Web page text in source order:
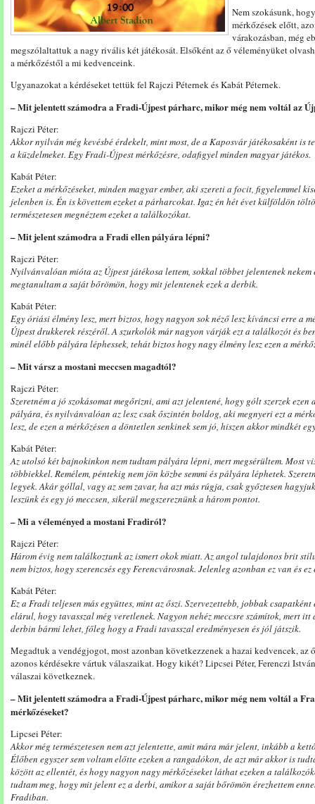
Nem szokásunk,
mérkőzések előtt,
várakozásban, még
megszólaltattuk a nagy rivális két játékosát. Elsőként az ő véleményüket
a mérkőzéstől a mi kedvenceink.
Ugyanazokat a kérdéseket tettük fel Rajczi Péternek és Kabát Péternek.
– Mit jelentett számodra a Fradi-Újpest párharc, mikor még nem voltál az
Rajczi Péter:
Akkor nyilván még kevésbé érdekelt, mint most, de a Kaposvár játékosaként is
a küzdelmeket. Egy Fradi-Újpest mérkőzésre, odafigyel minden magyar játékos.
Kabát Péter:
Ezeket a mérkőzéseket, minden magyar ember, aki szereti a focit, figyelemmel
jelenben is. Én is követtem ezeket a párharcokat. Igaz én hét évet külföldön
természetesen megnéztem ezeket a találkozókat.
– Mit jelent számodra a Fradi ellen pályára lépni?
Rajczi Péter:
Nyilvánvalóan mióta az Újpest játékosa lettem, sokkal többet jelentenek nekem
megtanultam a saját bőrömön, hogy mit jelentenek ezek a derbik.
Kabát Péter:
Egy óriási élmény lesz, mert biztos, hogy nagyon sok néző lesz kíváncsi erre a
Újpest drukkerek részéről. A szurkolók már nagyon várják ezt a találkozót és
minél előbb pályára léphessek, tehát biztos hogy nagy élmény lesz ezen a
– Mit vársz a mostani meccsen magadtól?
Rajczi Péter:
Szeretném a jó szokásomat megőrizni, ami azt jelentené, hogy gólt szerzek
pályára, és nyilvánvalóan az lesz csak őszintén boldog, aki megnyeri ezt a
lesz, de ezen a mérkőzésen a döntetlen senkinek sem jó, hiszen akkor mindkét
Kabát Péter:
Az utolsó két bajnokinkon nem tudtam pályára lépni, mert megsérültem. Most
többiekkel. Remélem, péntekig nem jön közbe semmi és pályára léphetek.
legyek. Akár góllal, vagy az sem zavar, ha azt más rúgja, csak győztesen
leszünk és egy jó meccsen, sikerül megszereznünk a három pontot.
– Mi a véleményed a mostani Fradiról?
Rajczi Péter:
Három évig nem találkoztunk az ismert okok miatt. Az angol tulajdonos brit
nem biztos, hogy szerencsés egy Ferencvárosnak. Jelenleg azonban ez van és
Kabát Péter:
Ez a Fradi teljesen más együttes, mint az őszi. Szervezettebb, jobbak
elárul, hogy tavasszal még veretlenek. Nagyon nehéz meccsre számítok, mert itt
derbin bármi lehet, főleg hogy a Fradi tavasszal eredményesen és jól játszik.
Megadtuk a vendégjogot, most azonban következzenek a hazai kedvencek, az
azonos kérdésekre vártuk válaszaikat. Hogy kikét? Lipcsei Péter, Ferenczi
válaszai következnek.
– Mit jelentett számodra a Fradi-Újpest párharc, mikor még nem voltál a
mérkőzéseket?
Lipcsei Péter:
Akkor még természetesen nem azt jelentette, amit mára már jelent, inkább a
Élőben egyszer sem voltam előtte ezeken a rangadókon, de azt már akkor is
között az ellentét, és hogy nagyon nagy mérkőzéseket láthat ezeken a
tudtam meg, hogy mit jelent ez a derbi, amikor a saját bőrömön érezhettem
Fradiban.